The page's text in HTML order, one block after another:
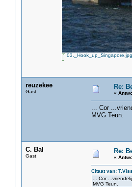
03._Hook_up_Singapore.jpg
reuzekee
Gast
Re:
«
... Cor
MVG Teun.
C. Bal
Gast
Re:
«
Citaat van:
... Cor
MVG Teun.